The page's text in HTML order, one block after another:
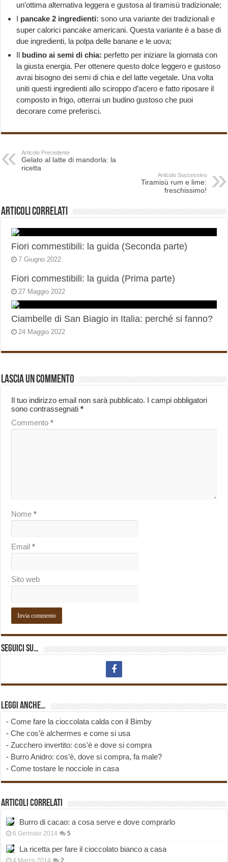
un’ottima alternativa leggera e gustosa al tiramisù tradizionale;
I pancake 2 ingredienti: sono una variante dei tradizionali e
super calorici pancake americani. Questa variante è a base di
due ingredienti, la polpa delle banane e le uova;
Il budino ai semi di chia: perfetto per iniziare la giornata con
la giusta energia. Per ottenere questo dolce leggero e gustoso
avrai bisogno dei semi di chia e del latte vegetale. Una volta
uniti questi ingredienti allo sciroppo d’acero e fatto riposare il
composto in frigo, otterrai un budino gustoso che puoi
decorare come preferisci.
Articolo Precedente
Gelato al latte di mandorla: la
ricetta
Articolo Successivo
Tiramisù rum e lime:
freschissimo!
Articoli correlati
Fiori commestibili: la guida (Seconda parte)
7 Giugno 2022
Fiori commestibili: la guida (Prima parte)
27 Maggio 2022
Ciambelle di San Biagio in Italia: perché si fanno?
24 Maggio 2022
Lascia un commento
Il tuo indirizzo email non sarà pubblicato. I campi obbligatori
sono contrassegnati*
Commento*
Nome*
Email*
Sito web
Seguici su…
Leggi anche…
-Come fare la cioccolata calda con il Bimby
-Che cos’è alchermes e come si usa
-Zucchero invertito: cos’è e dove si compra
- Burro Anidro: cos’è, dove si compra, fa male?
-Come tostare le nocciole in casa
Articoli correlati
Burro di cacao: a cosa serve e dove comprarlo
6 Gennaio 2014 5
La ricetta per fare il cioccolato bianco a casa